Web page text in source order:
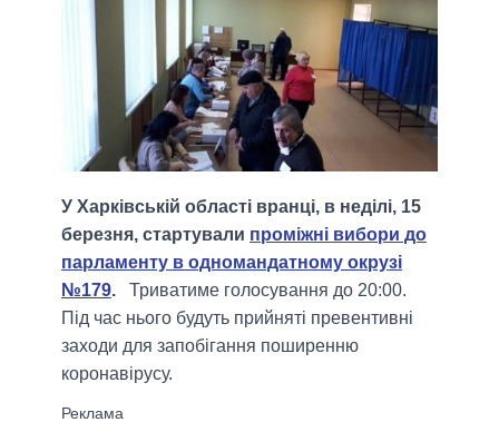
У Харківській області вранці, в неділі, 15
березня, стартували проміжні вибори до
парламенту в одномандатному окрузі
№179. Триватиме голосування до 20:00.
Під час нього будуть прийняті превентивні
заходи для запобігання поширенню
коронавірусу.